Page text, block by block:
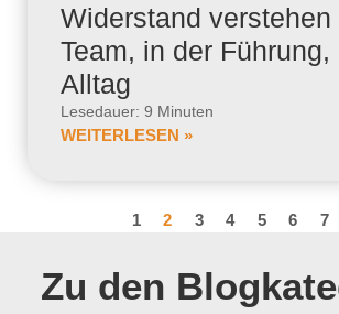
Widerstand verstehen
Team, in der Führung,
Alltag
Lesedauer: 9 Minuten
WEITERLESEN »
1 2 3 4 5 6 7
Zu den